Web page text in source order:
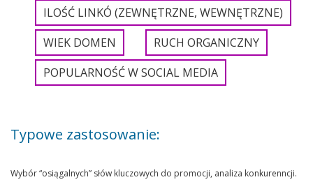
ILOŚĆ LINKÓ (ZEWNĘTRZNE, WEWNĘTRZNE)
WIEK DOMEN
RUCH ORGANICZNY
POPULARNOŚĆ W SOCIAL MEDIA
Typowe zastosowanie:
Wybór “osiągalnych” słów kluczowych do promocji, analiza konkurenncji.